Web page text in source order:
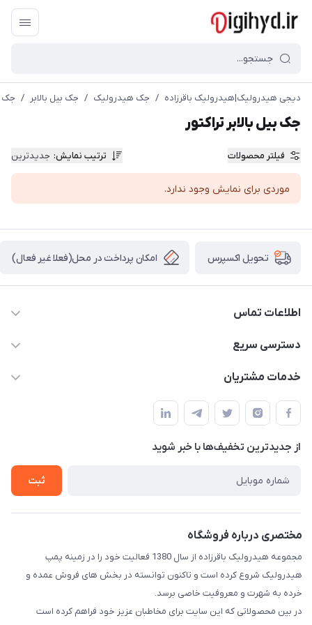
دیجی هیدرولیک|هیدرولیک باقرزاده / جک هیدرولیک / جک بیل بالابر / جک
جک بیل بالابر تراکتور
فیلتر محصولات ترتیب نمایش: جدیدترین
موردی برای نمایش وجود ندارد.
تحویل اکسپرس امکان پرداخت در محل(فعلا غیر فعال)
اطلاعات تماس
04432336021
دسترسی سریع
حساب کاربری
لیست محصولات
درباره ما
خدمات مشتریان
قوانین و مقررات
حریم خصوصی
راهنما
از جدید‌ترین تخفیف‌ها با‌ خبر شوید
ثبت
مختصری درباره فروشگاه
مجموعه هیدرولیک باقرزاده از سال 1380 فعالیت خود را در زمینه پمپ
هیدرولیک شروع کرده است و تاکنون توانسته در بخش های فروش عمده و
خرده به شهرت و معروفیت خاصی برسد.
در بین محصولاتی که این سایت برای مخاطبان عزیز خود فراهم کرده است